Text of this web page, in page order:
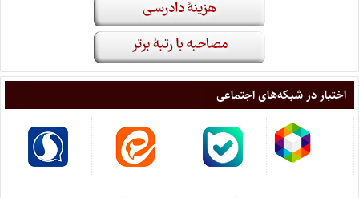
اختبار در شبکه‌های اجتماعی